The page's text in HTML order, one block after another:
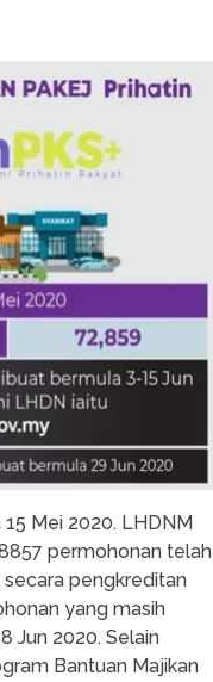
Mei 2020. LHDNM
permohonan telah
secara pengkreditan
yang masih
Jun 2020. Selain
Bantuan Majikan